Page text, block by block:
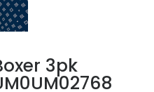
3pk